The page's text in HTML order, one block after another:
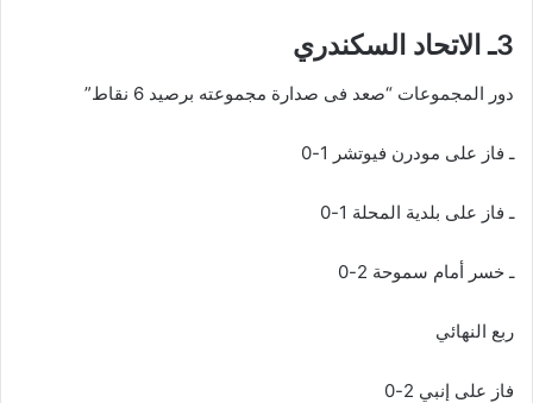
3ـ الاتحاد السكندري
دور المجموعات “صعد فى صدارة مجموعته برصيد 6 نقاط”
ـ فاز على مودرن فيوتشر 1-0
ـ فاز على بلدية المحلة 1-0
ـ خسر أمام سموحة 2-0
ربع النهائي
فاز على إنبي 2-0